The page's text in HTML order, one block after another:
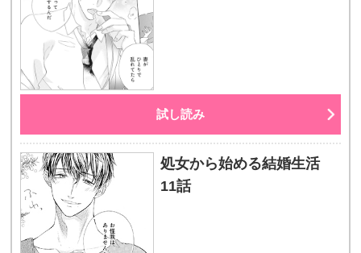
試し読み
処女から始める結婚生活
11話